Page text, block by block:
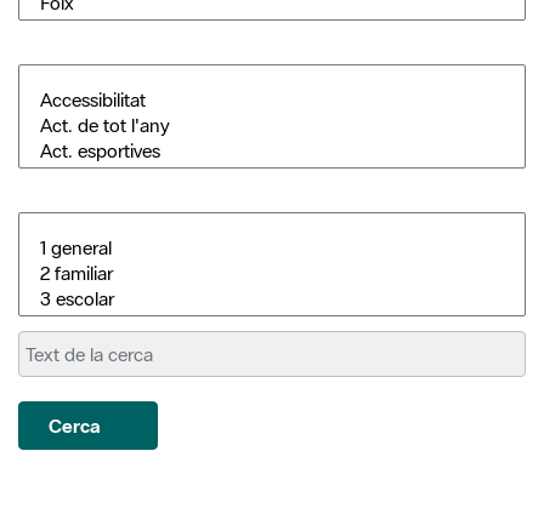
Cerca